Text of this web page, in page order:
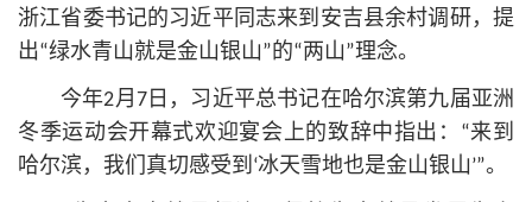
浙江省委书记的习近平 同志来到安吉县余村调研，提
出“绿水青山就是金山银山”的“两山”理念。
今年2月7日，习近平总书记在哈尔滨第九届亚洲
冬季运动会开幕式欢迎宴会上的致辞中指出：“来到
哈尔滨，我们真切感受到‘冰天雪地也是金山银山’”。